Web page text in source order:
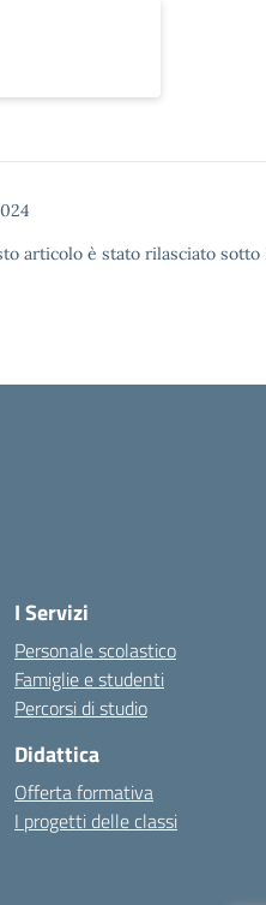
articolo è stato rilasciato
I Servizi
Personale scolastico
Famiglie e studenti
Percorsi di studio
Didattica
Offerta formativa
I progetti delle classi